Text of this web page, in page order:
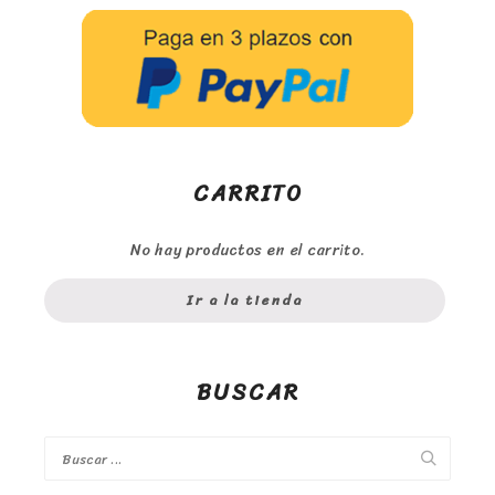
CARRITO
No hay productos en el carrito.
Ir a la tienda
BUSCAR